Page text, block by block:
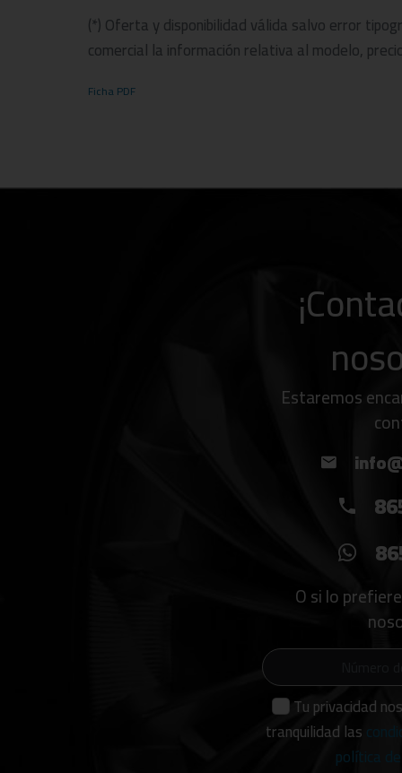
automovilístico. Solicita cita previa para un trato de
Encuéntranos en Alicante y Elche. Este anuncio no es
(*) Oferta y disponibilidad válida salvo error
comercial la información relativa al modelo,
Ficha PDF
Estaremos
O si lo
Tu privacidad
tranquilidad las
política